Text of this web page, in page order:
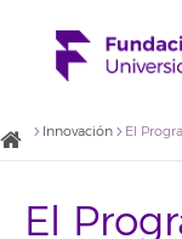
Innovación
El